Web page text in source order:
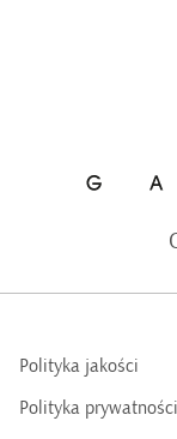
Polityka jakości
Polityka prywatności